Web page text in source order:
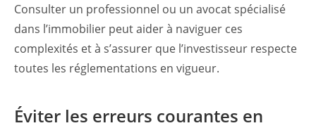
Consulter un professionnel ou un avocat spécialisé
dans l’immobilier peut aider à naviguer ces
complexités et à s’assurer que l’investisseur respecte
toutes les réglementations en vigueur.
Éviter les erreurs courantes en